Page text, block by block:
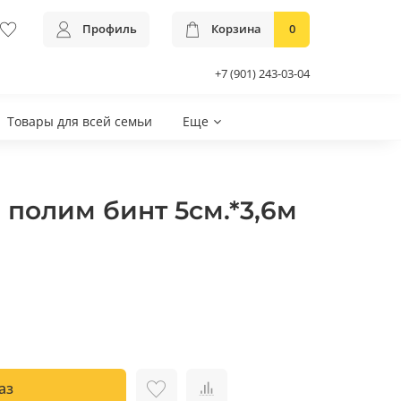
Профиль Корзина 0
+7 (901) 243-03-04
Товары для всей семьи
Еще
полим бинт 5см.*3,6м